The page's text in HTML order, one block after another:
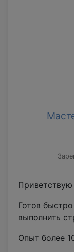
Готов
выполнить
Опыт более